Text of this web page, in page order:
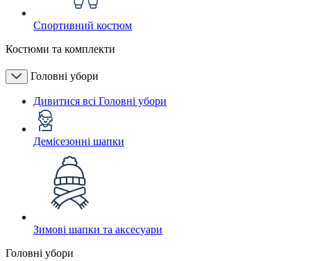
Спортивний костюм
Костюми та комплекти
Головні убори
Дивитися всі Головні убори
Демісезонні шапки
Зимові шапки та аксесуари
Головні убори